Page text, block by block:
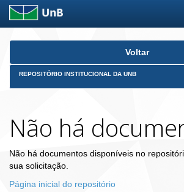
Skip
Voltar
REPOSITÓRIO INSTITUCIONAL DA UNB
Não há
Não há documentos disponíveis no
sua solicitação.
Página inicial do repositório